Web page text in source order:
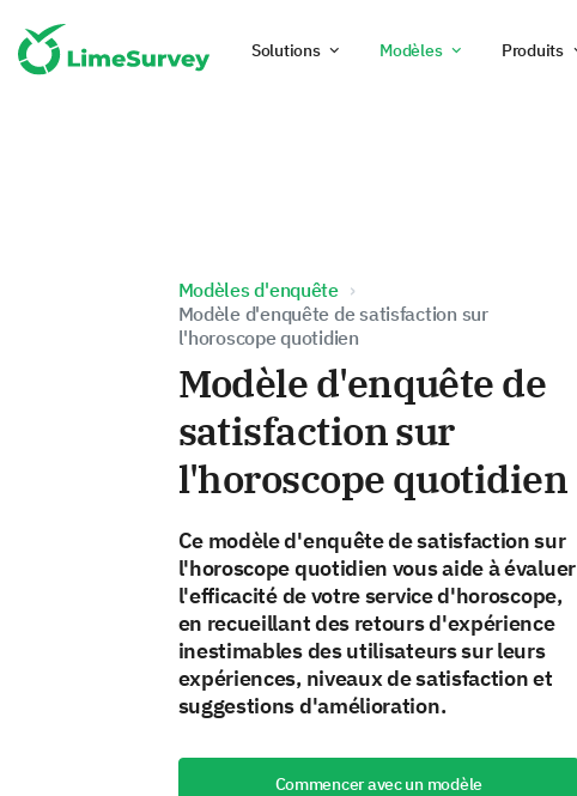
Solutions Modèles Produits
Modèles d'enquête
Modèle d'enquête de satisfaction sur
l'horoscope quotidien
Modèle d'enquête de
satisfaction sur
l'horoscope quotidien
Ce modèle d'enquête de satisfaction sur
l'horoscope quotidien vous aide à évaluer
l'efficacité de votre service d'horoscope,
en recueillant des retours d'expérience
inestimables des utilisateurs sur leurs
expériences, niveaux de satisfaction et
suggestions d'amélioration.
Commencer avec un modèle